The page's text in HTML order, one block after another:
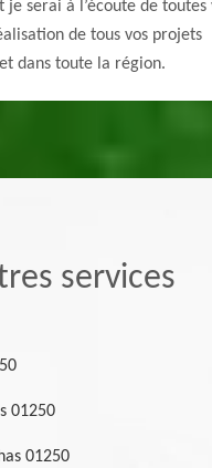
serai à l’écoute de toutes
de tous vos projets
dans toute la région.
services
01250
01250